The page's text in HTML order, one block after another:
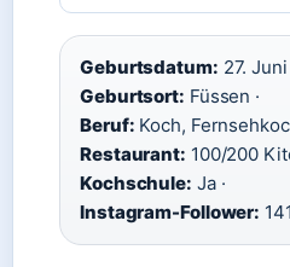
Geburtsdatum: 27. Juni
Geburtsort: Füssen ·
Beruf: Koch,
Restaurant: 100/200
Kochschule: Ja ·
Instagram-Follower: